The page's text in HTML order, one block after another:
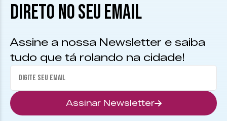
DIRETO NO SEU EMAIL
Assine a nossa Newsletter e saiba
tudo que tá rolando na cidade!
Assinar Newsletter